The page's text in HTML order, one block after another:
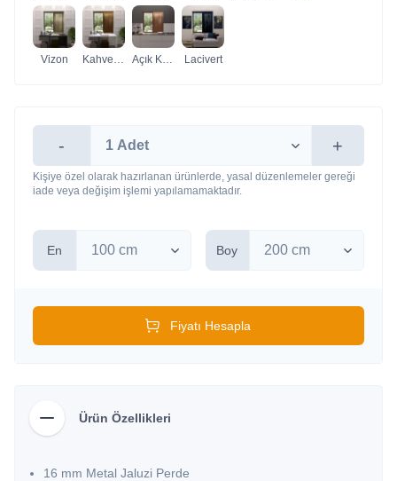
Vizon Lacivert
En Boy
- +
Kişiye özel olarak hazırlanan ürünlerde, yasal düzenlemeler gereği
iade veya değişim işlemi yapılamamaktadır.
Fiyatı Hesapla
Ürün Özellikleri
16 mm Metal Jaluzi Perde